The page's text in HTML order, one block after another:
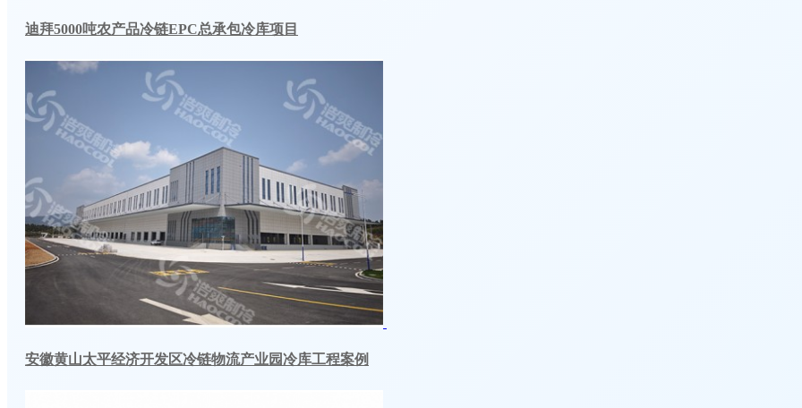
迪拜5000吨农产品冷链EPC总承包冷库项目
安徽黄山太平经济开发区冷链物流产业园冷库工程案例